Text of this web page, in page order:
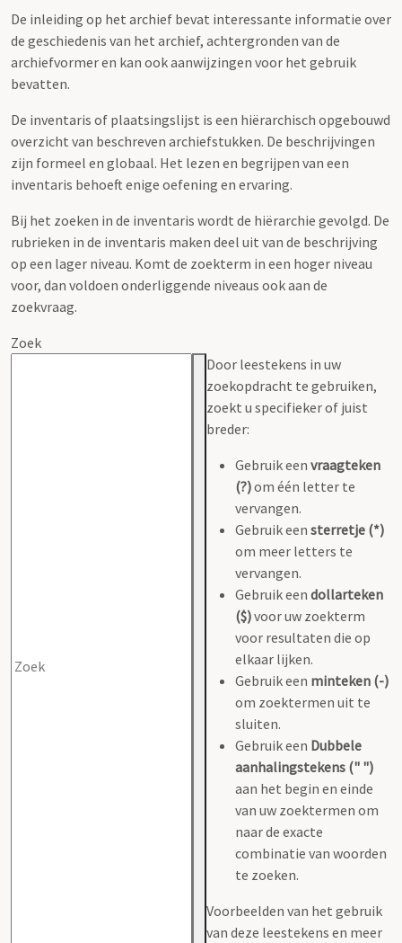
De inleiding op het archief bevat interessante informatie over
de geschiedenis van het archief, achtergronden van de
archiefvormer en kan ook aanwijzingen voor het gebruik
bevatten.
De inventaris of plaatsingslijst is een hiërarchisch opgebouwd
overzicht van beschreven archiefstukken. De beschrijvingen
zijn formeel en globaal. Het lezen en begrijpen van een
inventaris behoeft enige oefening en ervaring.
Bij het zoeken in de inventaris wordt de hiërarchie gevolgd. De
rubrieken in de inventaris maken deel uit van de beschrijving
op een lager niveau. Komt de zoekterm in een hoger niveau
voor, dan voldoen onderliggende niveaus ook aan de
zoekvraag.
Zoek
Door leestekens in uw
zoekopdracht te gebruiken,
zoekt u specifieker of juist
breder:
Gebruik een vraagteken
(?)om één letter te
vervangen.
Gebruik een sterretje (*)
om meer letters te
vervangen.
Gebruik een dollarteken
($)voor uw zoekterm
voor resultaten die op
elkaar lijken.
Gebruik een minteken (-)
om zoektermen uit te
sluiten.
Gebruik een Dubbele
aanhalingstekens (" ")
aan het begin en einde
van uw zoektermen om
naar de exacte
combinatie van woorden
te zoeken.
Voorbeelden van het gebruik
van deze leestekens en meer